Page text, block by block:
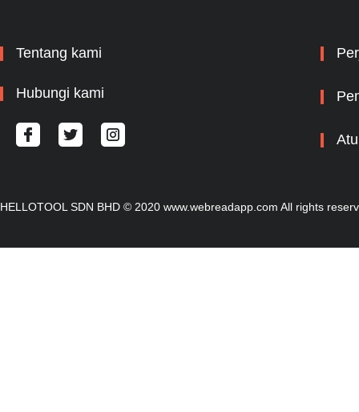
Tentang kami
Hubungi kami
HELLOTOOL SDN BHD © 2020 www.webreadapp.com All rights